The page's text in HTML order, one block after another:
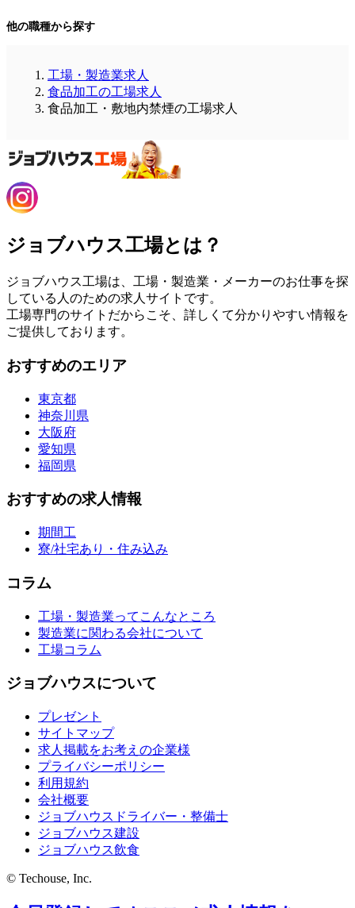
他の職種から探す
工場・製造業求人
食品加工の工場求人
食品加工・敷地内禁煙の工場求人
ジョブハウス工場とは？
ジョブハウス工場は、工場・製造業・メーカーのお仕事を探
している人のための求人サイトです。
工場専門のサイトだからこそ、詳しくて分かりやすい情報を
ご提供しております。
おすすめのエリア
東京都
神奈川県
大阪府
愛知県
福岡県
おすすめの求人情報
期間工
寮/社宅あり・住み込み
コラム
工場・製造業ってこんなところ
製造業に関わる会社について
工場コラム
ジョブハウスについて
プレゼント
サイトマップ
求人掲載をお考えの企業様
プライバシーポリシー
利用規約
会社概要
ジョブハウスドライバー・整備士
ジョブハウス建設
ジョブハウス飲食
© Techouse, Inc.